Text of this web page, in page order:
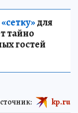
для
тайно
гостей
kp.ru